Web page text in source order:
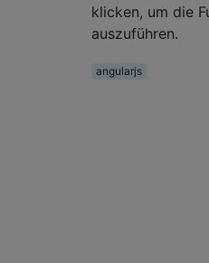
klicken, um die
auszuführen.
angularjs